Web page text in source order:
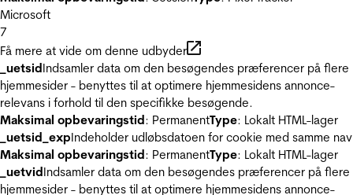
Microsoft
7
Få mere at vide om denne udbyder
_uetsidIndsamler data om den besøgendes præferencer på flere
hjemmesider - benyttes til at optimere hjemmesidens annonce-
relevans i forhold til den specifikke besøgende.
Maksimal opbevaringstid: PermanentType: Lokalt HTML-lager
_uetsid_expIndeholder udløbsdatoen for cookie med samme
Maksimal opbevaringstid: PermanentType: Lokalt HTML-lager
_uetvidIndsamler data om den besøgendes præferencer på flere
hjemmesider - benyttes til at optimere hjemmesidens annonce-